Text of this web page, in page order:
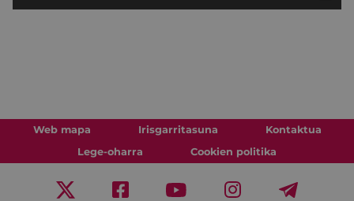
Web mapa Irisgarritasuna
Kontaktua
Lege-oharra
Cookien politika